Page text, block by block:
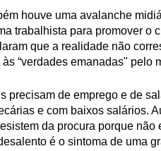
houve uma avalanche
trabalhista para promover o
que a realidade não
“verdades emanadas" pelo
precisam de emprego e de
e com baixos salários.
da procura porque
é o sintoma de uma